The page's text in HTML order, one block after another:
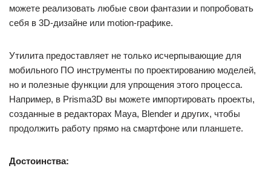
можете реализовать любые свои фантазии и попробовать
себя в 3D-дизайне или motion-графике.
Утилита предоставляет не только исчерпывающие для
мобильного ПО инструменты по проектированию моделей,
но и полезные функции для упрощения этого процесса.
Например, в Prisma3D вы можете импортировать проекты,
созданные в редакторах Maya, Blender и других, чтобы
продолжить работу прямо на смартфоне или планшете.
Достоинства: